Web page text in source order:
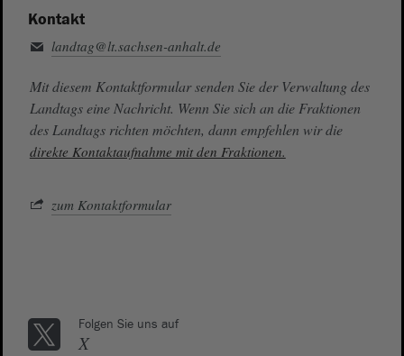
Kontakt
landtag@lt.sachsen-anhalt.de
Mit diesem Kontaktformular senden Sie der Verwaltung des
Landtags eine Nachricht. Wenn Sie sich an die Fraktionen
des Landtags richten möchten, dann empfehlen wir die
direkte Kontaktaufnahme mit den Fraktionen.
zum Kontaktformular
Folgen Sie uns auf
X